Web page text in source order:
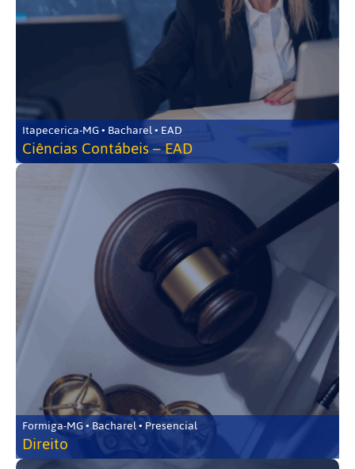
Itapecerica-MG • Bacharel • EAD
Ciências Contábeis – EAD
Formiga-MG • Bacharel • Presencial
Direito